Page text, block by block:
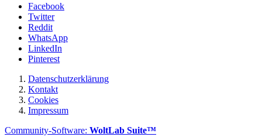
Facebook
Twitter
Reddit
WhatsApp
LinkedIn
Pinterest
Datenschutzerklärung
Kontakt
Cookies
Impressum
Community-Software: WoltLab Suite™